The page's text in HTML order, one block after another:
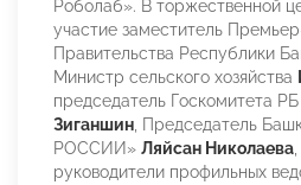
Роболаб». В торжественной
участие заместитель
Правительства Республики
Министр сельского хозяйства
председатель Госкомитета
Зиганшин , Председатель
РОССИИ» Ляйсан Николаева
руководители профильных